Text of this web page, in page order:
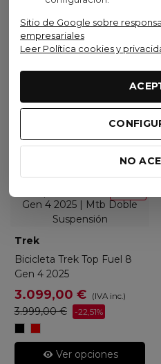
Sitio de Google sobre
empresariales
Leer Política cookies y
NO
Visto recientemente
Trek
Bicicleta Trek Top Fuel 8
Gen 4 2025
3.099,00 € (IVA inc.)
3.999,00 € -22,51%
Ver opciones